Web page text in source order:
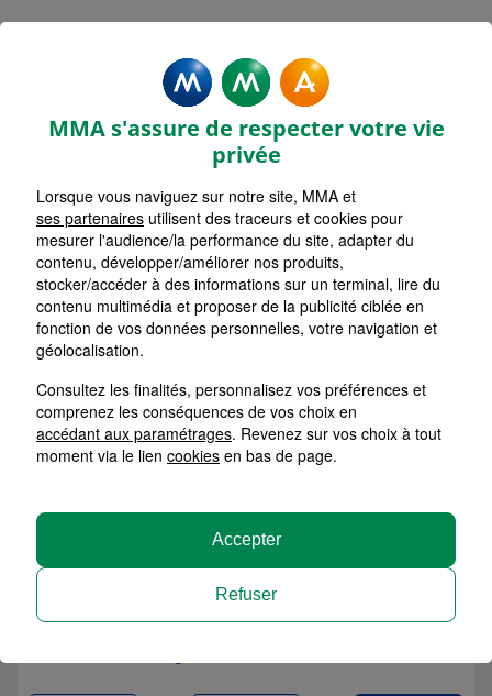
Assurance Provence-Alpes-Côte d'Azur
Assurance Var (83)
MMA SIX FOURS
215 AVENUE DU MARECHAL JUIN
MMA s'assure de respecter votre vie
privée
Lorsque vous naviguez sur notre site, MMA et
ses partenaires utilisent des traceurs et cookies pour
mesurer l'audience/la performance du site, adapter du
contenu, développer/améliorer nos produits,
stocker/accéder à des informations sur un terminal, lire du
contenu multimédia et proposer de la publicité ciblée en
fonction de vos données personnelles, votre navigation et
géolocalisation.
Consultez les finalités, personnalisez vos préférences et
comprenez les conséquences de vos choix en
accédant aux paramétrages. Revenez sur vos choix à tout
moment via le lien cookies en bas de page.
Refuser
Accepter